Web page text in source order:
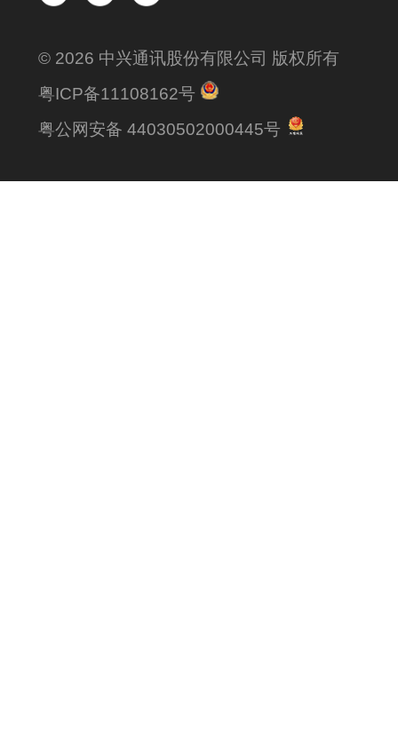
© 2026 中兴通讯股份有限公司 版权所有
粤ICP备11108162号
粤公网安备 44030502000445号